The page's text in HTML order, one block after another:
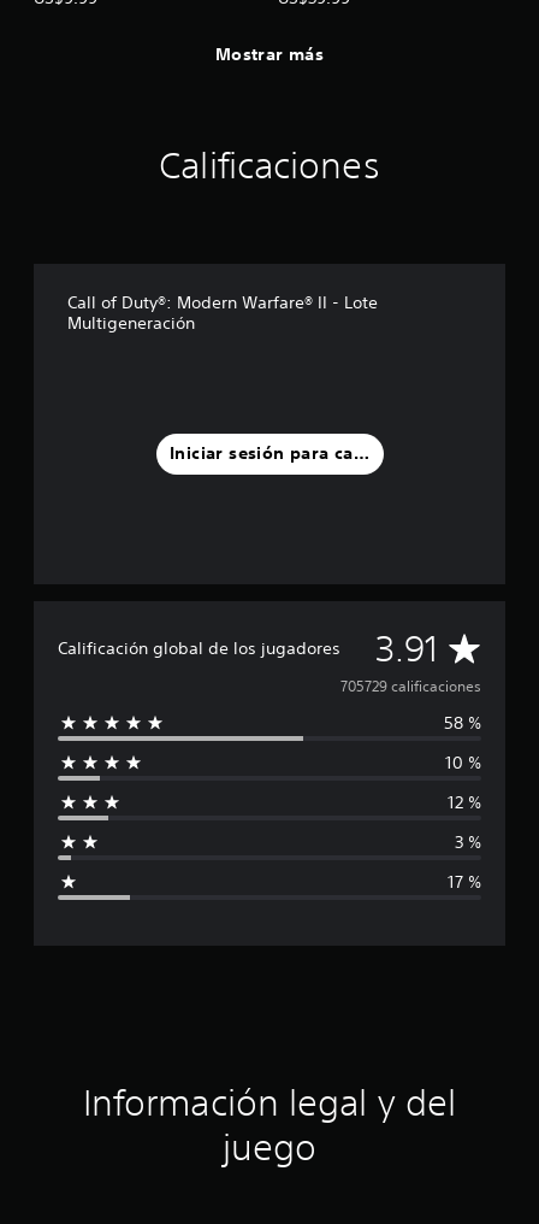
Mostrar más
Calificaciones
Call of Duty®: Modern Warfare® II - Lote
Multigeneración
Iniciar sesión para calificar
Calificación global de los jugadores 3.91 C
a
l
a
ó
705729 calificaciones
58 %
10 %
12 %
3 %
17 %
Información legal y del
juego